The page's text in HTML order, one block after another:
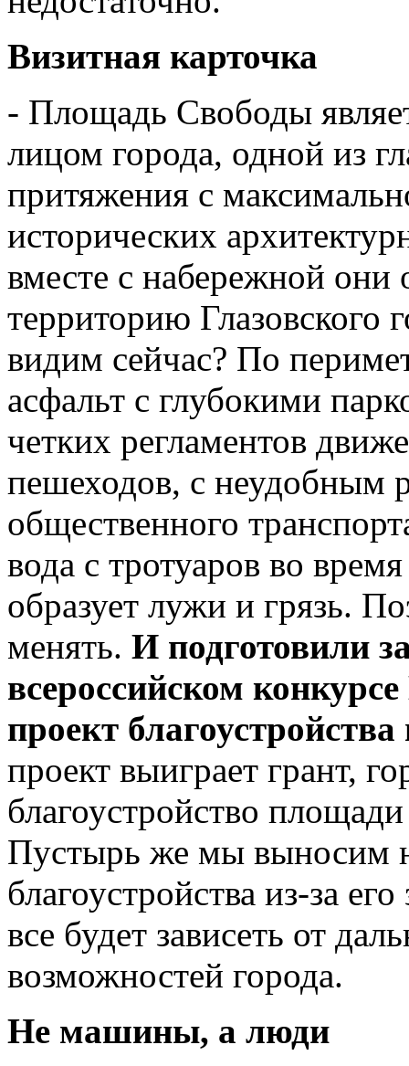
Визитная карточка
- Площадь Свободы
лицом города, одной из
притяжения с
исторических
вместе с набережной они
территорию Глазовского
видим сейчас? По
асфальт с глубокими
четких регламентов
пешеходов, с неудобным
общественного
вода с тротуаров во
образует лужи и грязь.
менять. И подготовили
всероссийском
проект
проект выиграет грант,
благоустройство
Пустырь же мы выносим
благоустройства из-за
все будет зависеть от
возможностей города.
Не машины, а люди